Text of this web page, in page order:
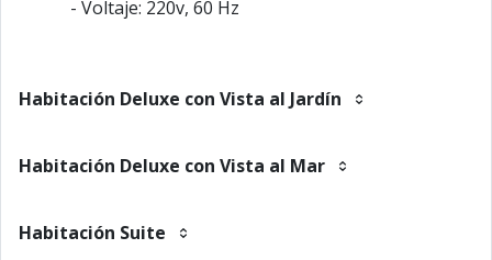
- Voltaje: 220v, 60 Hz
Habitación Deluxe con Vista al Jardín
Habitación Deluxe con Vista al Mar
Habitación Suite